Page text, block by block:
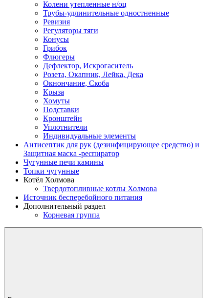
Колени утепленные н/оц
Трубы-удлинительные одностненные
Ревизия
Регуляторы тяги
Конусы
Грибок
Флюгеры
Дефлектор, Искрогаситель
Розета, Окапник, Лейка, Дека
Окнончание, Скоба
Крыза
Хомуты
Подставки
Кронштейн
Уплотнители
Индивидуальные элементы
Антисептик для рук (дезинфицирующее средство) и
Защитная маска -респиратор
Чугунные печи камины
Топки чугунные
Котёл Холмова
Твердотопливные котлы Холмова
Источник бесперебойного питания
Дополнительный раздел
Корневая группа